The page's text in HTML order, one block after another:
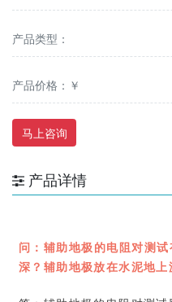
产品类型：
产品价格：￥
马上咨询
产品详情
问：辅助地极的电阻对测
深？辅助地极放在水泥地上